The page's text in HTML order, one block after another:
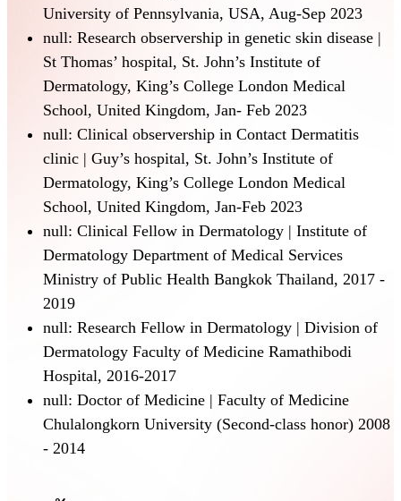
University of Pennsylvania, USA, Aug-Sep 2023
null: Research observership in genetic skin disease |
St Thomas’ hospital, St. John’s Institute of
Dermatology, King’s College London Medical
School, United Kingdom, Jan- Feb 2023
null: Clinical observership in Contact Dermatitis
clinic | Guy’s hospital, St. John’s Institute of
Dermatology, King’s College London Medical
School, United Kingdom, Jan-Feb 2023
null: Clinical Fellow in Dermatology | Institute of
Dermatology Department of Medical Services
Ministry of Public Health Bangkok Thailand, 2017 -
2019
null: Research Fellow in Dermatology | Division of
Dermatology Faculty of Medicine Ramathibodi
Hospital, 2016-2017
null: Doctor of Medicine | Faculty of Medicine
Chulalongkorn University (Second-class honor) 2008
- 2014